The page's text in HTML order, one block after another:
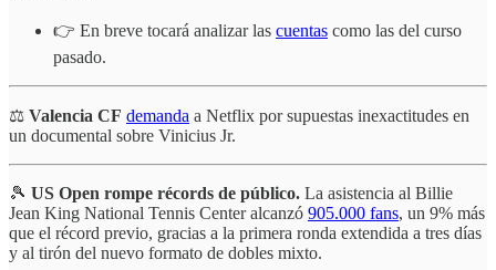
👉 En breve tocará analizar las cuentas como las del curso
pasado.
⚖️ Valencia CF demanda a Netflix por supuestas inexactitudes en
un documental sobre Vinicius Jr.
🎾 US Open rompe récords de público. La asistencia al Billie
Jean King National Tennis Center alcanzó 905.000 fans, un 9% más
que el récord previo, gracias a la primera ronda extendida a tres días
y al tirón del nuevo formato de dobles mixto.